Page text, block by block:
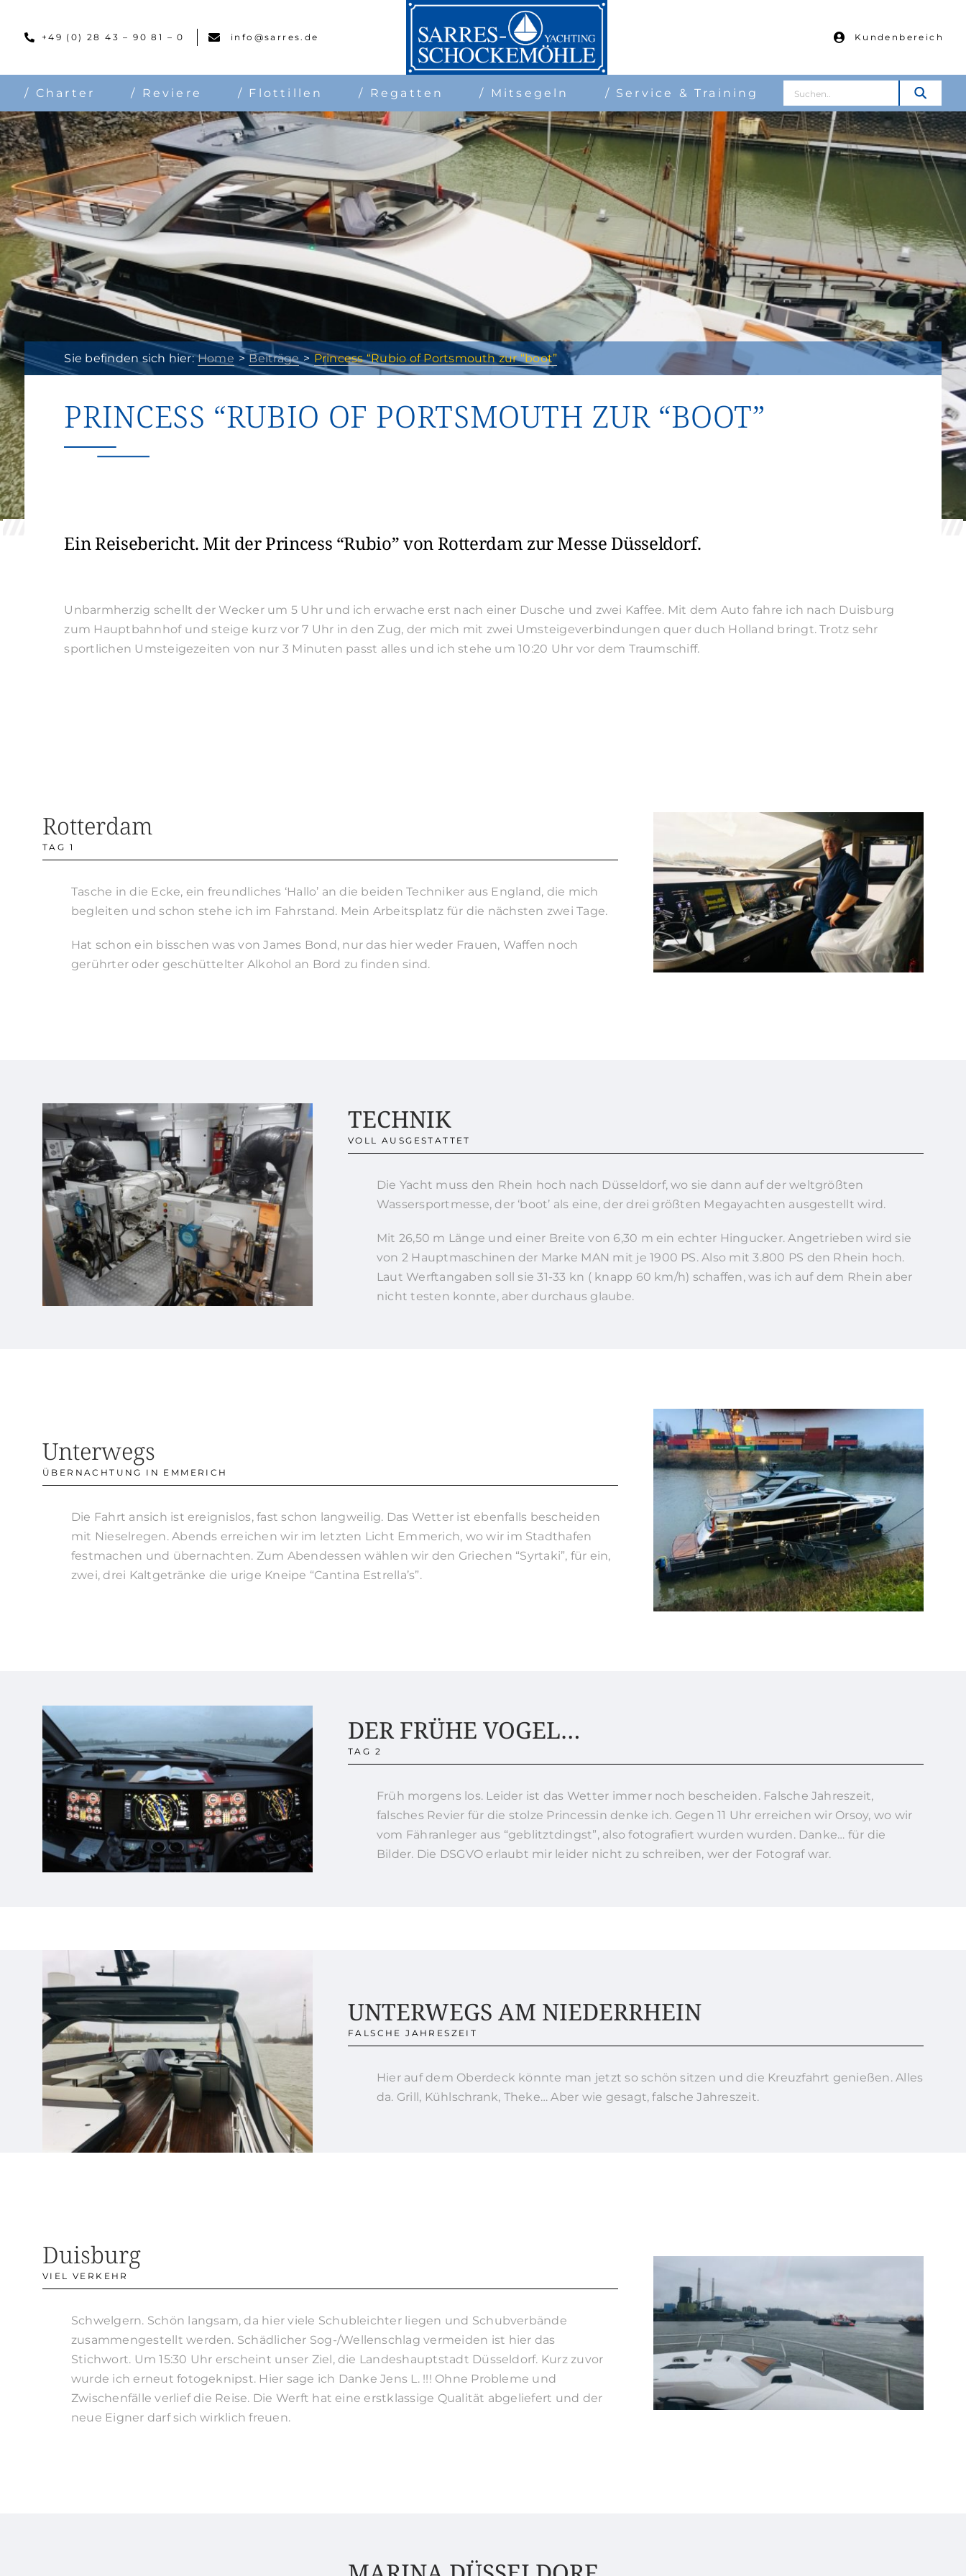
+49 (0) 28 43 – 90 81 – 0 info@sarres.de Kundenbereich
/ Charter / Reviere / Flottillen / Regatten / Mitsegeln / Service & Training
Suche
nach:
Sie befinden sich hier: Home Beiträge Princess “Rubio of Portsmouth zur “boot”
PRINCESS “RUBIO OF PORTSMOUTH ZUR “BOOT”
Ein Reisebericht. Mit der Princess “Rubio” von Rotterdam zur Messe Düsseldorf.
Unbarmherzig schellt der Wecker um 5 Uhr und ich erwache erst nach einer Dusche und zwei Kaffee. Mit dem Auto fahre ich nach Duisburg
zum Hauptbahnhof und steige kurz vor 7 Uhr in den Zug, der mich mit zwei Umsteigeverbindungen quer duch Holland bringt. Trotz sehr
sportlichen Umsteigezeiten von nur 3 Minuten passt alles und ich stehe um 10:20 Uhr vor dem Traumschiff.
Rotterdam
TAG 1
Tasche in die Ecke, ein freundliches ‘Hallo’ an die beiden Techniker aus England, die mich
begleiten und schon stehe ich im Fahrstand. Mein Arbeitsplatz für die nächsten zwei Tage.
Hat schon ein bisschen was von James Bond, nur das hier weder Frauen, Waffen noch
gerührter oder geschüttelter Alkohol an Bord zu finden sind.
TECHNIK
VOLL AUSGESTATTET
Die Yacht muss den Rhein hoch nach Düsseldorf, wo sie dann auf der weltgrößten
Wassersportmesse, der ‘boot’ als eine, der drei größten Megayachten ausgestellt wird.
Mit 26,50 m Länge und einer Breite von 6,30 m ein echter Hingucker. Angetrieben wird sie
von 2 Hauptmaschinen der Marke MAN mit je 1900 PS. Also mit 3.800 PS den Rhein hoch.
Laut Werftangaben soll sie 31-33 kn ( knapp 60 km/h) schaffen, was ich auf dem Rhein aber
nicht testen konnte, aber durchaus glaube.
Unterwegs
ÜBERNACHTUNG IN EMMERICH
Die Fahrt ansich ist ereignislos, fast schon langweilig. Das Wetter ist ebenfalls bescheiden
mit Nieselregen.Abends erreichen wir im letzten Licht Emmerich, wo wir im Stadthafen
festmachen und übernachten. Zum Abendessen wählen wir den Griechen “Syrtaki”, für ein,
zwei, drei Kaltgetränke die urige Kneipe “Cantina Estrella’s”.
DER FRÜHE VOGEL…
TAG 2
Früh morgens los. Leider ist das Wetter immer noch bescheiden. Falsche Jahreszeit,
falsches Revier für die stolze Princessin denke ich. Gegen 11 Uhr erreichen wir Orsoy, wo wir
vom Fähranleger aus “geblitztdingst”, also fotografiert wurden wurden. Danke… für die
Bilder. Die DSGVO erlaubt mir leider nicht zu schreiben, wer der Fotograf war.
UNTERWEGS AM NIEDERRHEIN
FALSCHE JAHRESZEIT
Hier auf dem Oberdeck könnte man jetzt so schön sitzen und die Kreuzfahrt genießen. Alles
da. Grill, Kühlschrank, Theke… Aber wie gesagt, falsche Jahreszeit.
Duisburg
VIEL VERKEHR
Schwelgern. Schön langsam, da hier viele Schubleichter liegen und Schubverbände
zusammengestellt werden. Schädlicher Sog-/Wellenschlag vermeiden ist hier das
Stichwort. Um 15:30 Uhr erscheint unser Ziel, die Landeshauptstadt Düsseldorf. Kurz zuvor
wurde ich erneut fotogeknipst. Hier sage ich Danke Jens L. !!! Ohne Probleme und
Zwischenfälle verlief die Reise. Die Werft hat eine erstklassige Qualität abgeliefert und der
neue Eigner darf sich wirklich freuen.